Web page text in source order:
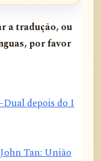
a tradução, ou
por favor
Dual depois do I
Tan: União